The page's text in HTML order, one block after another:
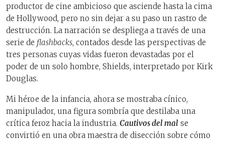
productor de cine ambicioso que asciende hasta la cima
de Hollywood, pero no sin dejar a su paso un rastro de
destrucción. La narración se despliega a través de una
serie de flashbacks, contados desde las perspectivas de
tres personas cuyas vidas fueron devastadas por el
poder de un solo hombre, Shields, interpretado por Kirk
Douglas.
Mi héroe de la infancia, ahora se mostraba cínico,
manipulador, una figura sombría que destilaba una
crítica feroz hacia la industria. Cautivos del mal se
convirtió en una obra maestra de disección sobre cómo